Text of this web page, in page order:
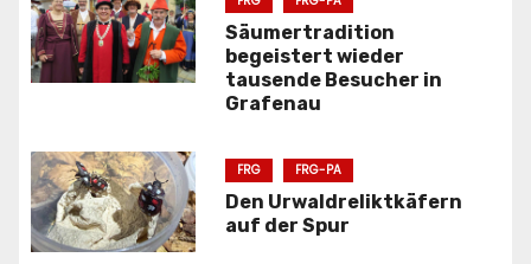
v
i
g
a
t
Säumertradition
begeistert wieder
tausende Besucher in
Grafenau
FRG FRG-PA
Den Urwaldreliktkäfern
auf der Spur